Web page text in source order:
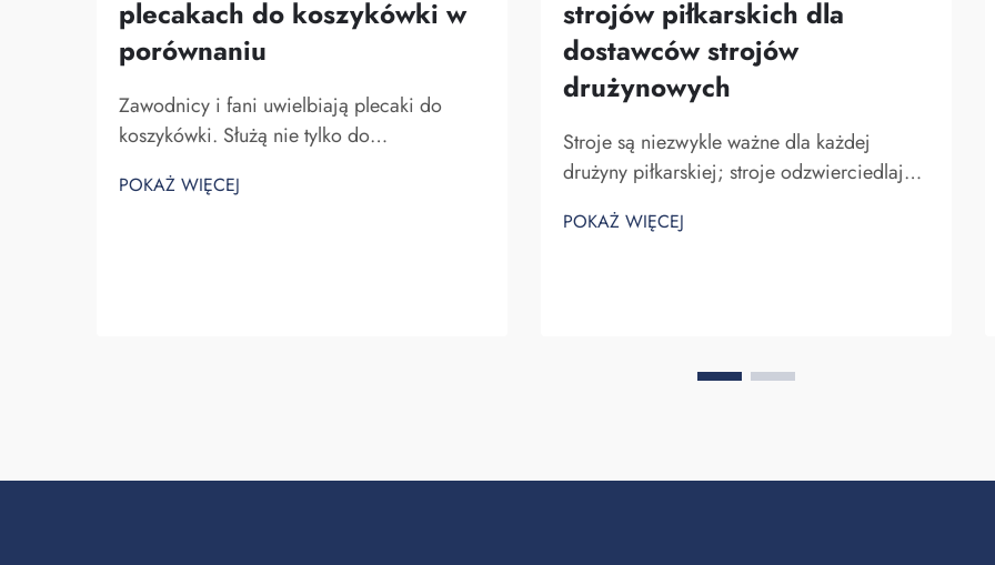
plecakach do koszykówki w
porównaniu
Zawodnicy i fani uwielbiają plecaki do
koszykówki. Służą nie tylko do
ale także do pokazywania ducha zespołu
POKAŻ WIĘCEJ
strojów piłkarskich dla
dostawców strojów
drużynowych
Stroje są niezwykle ważne dla każdej
drużyny piłkarskiej; stroje odzwierciedlają
Fuzhou Saipulang Trading wiemy, jak
POKAŻ WIĘCEJ